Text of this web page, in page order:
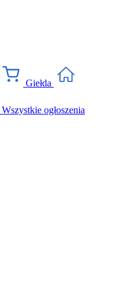
Giełda
Wszystkie ogłoszenia